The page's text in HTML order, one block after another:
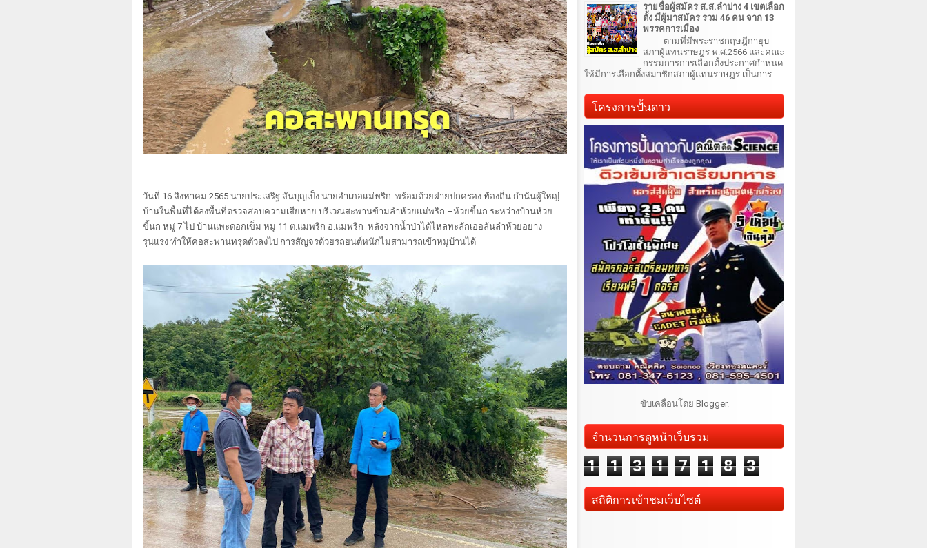
วันที่ 16 สิงหาคม 2565 นายประเสริฐ สันบุญเป็ง นายอำเภอแม่พริก พร้อมด้วยฝ่ายปกครอง ท้องถิ่น กำนันผู้ใหญ่
บ้านในพื้นที่ได้ลงพื้นที่ตรวจสอบความเสียหาย บริเวณสะพานข้ามลำห้วยแม่พริก –ห้วยขี้นก ระหว่างบ้านห้วย
ขี้นก หมู่ 7 ไป บ้านแพะดอกเข็ม หมู่ 11 ต.แม่พริก อ.แม่พริก หลังจากน้ำป่าได้ไหลทะลักเอ่อล้นลำห้วยอย่าง
รุนแรง ทำให้คอสะพานทรุดตัวลงไป การสัญจรด้วยรถยนต์หนักไม่สามารถเข้าหมู่บ้านได้
รายชื่อผู้สมัคร ส.ส.ลำปาง 4 เขตเลือก
ตั้ง มีผู้มาสมัคร รวม 46 คน จาก 13
พรรคการเมือง
ตามที่มีพระราชกฤษฎีกายุบ
สภาผู้แทนราษฎร พ.ศ.2566 และคณะ
กรรมการการเลือกตั้งประกาศกำหนด
ให้มีการเลือกตั้งสมาชิกสภาผู้แทนราษฎร เป็นการ...
โครงการปั้นดาว
ขับเคลื่อนโดย Blogger.
จำนวนการดูหน้าเว็บรวม
1 1 3 1 7 1 8 3
สถิติการเข้าชมเว็บไซต์